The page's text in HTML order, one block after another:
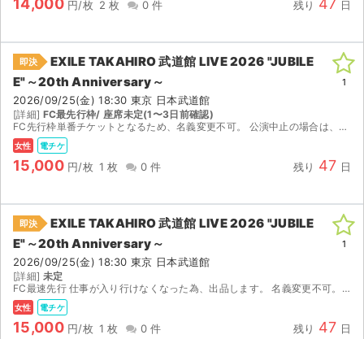
14,000 円/枚 2 枚 0 件 残り 47 日
即決
EXILE TAKAHIRO 武道館 LIVE 2026 "JUBILE
E"～20th Anniversary～
2026/09/25(金) 18:30 東京 日本武道館
[詳細] FC最先行枠/ 座席未定(1〜3日前確認)
FC先行枠単番チケットとなるため、名義変更不可。 公演中止の場合は、返金対応いたします。 発券可能時期になりましたらQRコードをお送りします。 当日までサポート可能です。 ご不明な点がございま...
女性 電チケ
15,000 円/枚 1 枚 0 件 残り 47 日
1
即決
EXILE TAKAHIRO 武道館 LIVE 2026 "JUBILE
E"～20th Anniversary～
2026/09/25(金) 18:30 東京 日本武道館
[詳細] 未定
FC最速先行 仕事が入り行けなくなった為、出品します。 名義変更不可。 ランダムエラー対応不可。 公演3日前にQRコード送らさせて頂きます。 手数料諸々込みでこの金額設定にしております。 ...
女性 電チケ
15,000 円/枚 1 枚 0 件 残り 47 日
1